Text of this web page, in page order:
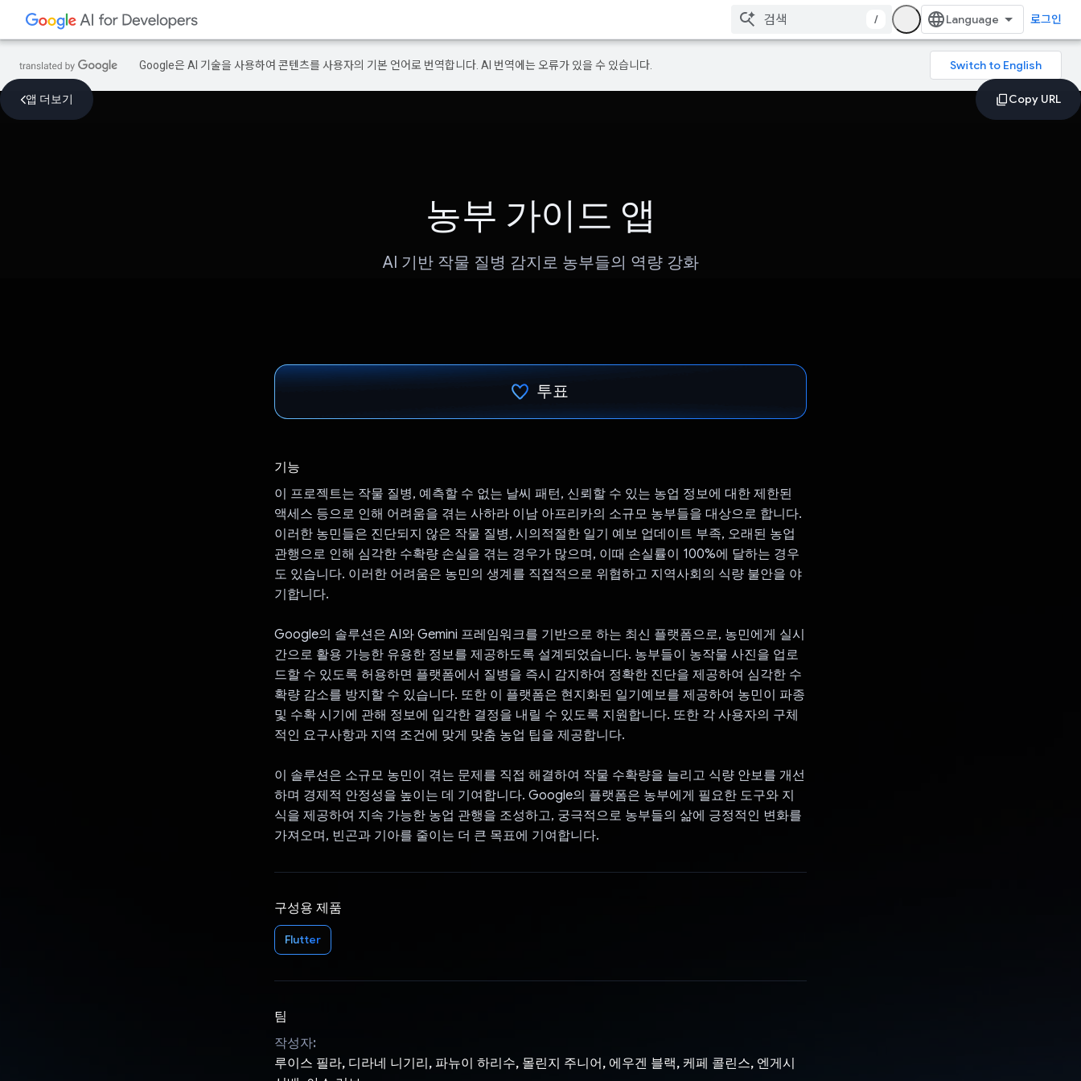
/ 로그인
Google은 AI 기술을 사용하여 콘텐츠를 사용자의 기본 언어로 번역합니다. AI 번역에는 오류가 있을 수 있습니다.
앱 더보기
농부 가이드 앱
AI 기반 작물 질병 감지로 농부들의 역량 강화
투표
기능
이 프로젝트는 작물 질병, 예측할 수 없는 날씨 패턴, 신뢰할 수 있는 농업 정보에 대한 제한된
액세스 등으로 인해 어려움을 겪는 사하라 이남 아프리카의 소규모 농부들을 대상으로 합니다.
이러한 농민들은 진단되지 않은 작물 질병, 시의적절한 일기 예보 업데이트 부족, 오래된 농업
관행으로 인해 심각한 수확량 손실을 겪는 경우가 많으며, 이때 손실률이 100%에 달하는 경우
도 있습니다. 이러한 어려움은 농민의 생계를 직접적으로 위협하고 지역사회의 식량 불안을 야
기합니다.
Google의 솔루션은 AI와 Gemini 프레임워크를 기반으로 하는 최신 플랫폼으로, 농민에게 실시
간으로 활용 가능한 유용한 정보를 제공하도록 설계되었습니다. 농부들이 농작물 사진을 업로
드할 수 있도록 허용하면 플랫폼에서 질병을 즉시 감지하여 정확한 진단을 제공하여 심각한 수
확량 감소를 방지할 수 있습니다. 또한 이 플랫폼은 현지화된 일기예보를 제공하여 농민이 파종
및 수확 시기에 관해 정보에 입각한 결정을 내릴 수 있도록 지원합니다. 또한 각 사용자의 구체
적인 요구사항과 지역 조건에 맞게 맞춤 농업 팁을 제공합니다.
이 솔루션은 소규모 농민이 겪는 문제를 직접 해결하여 작물 수확량을 늘리고 식량 안보를 개선
하며 경제적 안정성을 높이는 데 기여합니다. Google의 플랫폼은 농부에게 필요한 도구와 지
식을 제공하여 지속 가능한 농업 관행을 조성하고, 궁극적으로 농부들의 삶에 긍정적인 변화를
가져오며, 빈곤과 기아를 줄이는 더 큰 목표에 기여합니다.
구성용 제품
Flutter
팀
작성자:
루이스 필라, 디라네 니기리, 파뉴이 하리수, 몰린지 주니어, 에우겐 블랙, 케페 콜린스, 엔게시